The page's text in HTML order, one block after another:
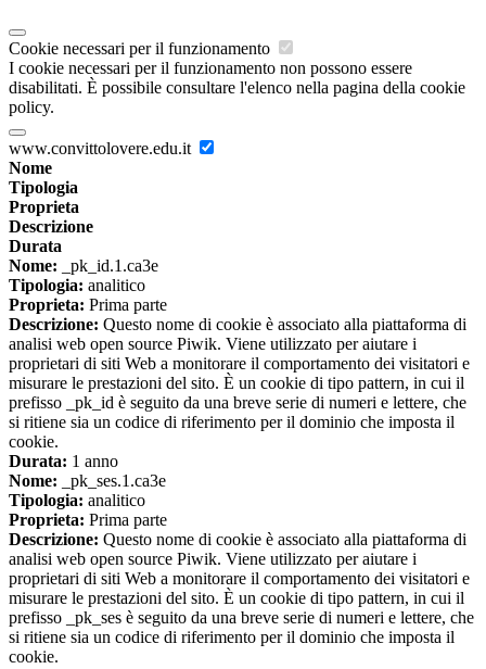
Cookie necessari per il funzionamento
I cookie necessari per il funzionamento non possono essere
disabilitati. È possibile consultare l'elenco nella pagina della cookie
policy.
www.convittolovere.edu.it
Nome
Tipologia
Proprieta
Descrizione
Durata
Nome: _pk_id.1.ca3e
Tipologia: analitico
Proprieta: Prima parte
Descrizione: Questo nome di cookie è associato alla piattaforma di
analisi web open source Piwik. Viene utilizzato per aiutare i
proprietari di siti Web a monitorare il comportamento dei visitatori e
misurare le prestazioni del sito. È un cookie di tipo pattern, in cui il
prefisso _pk_id è seguito da una breve serie di numeri e lettere, che
si ritiene sia un codice di riferimento per il dominio che imposta il
cookie.
Durata: 1 anno
Nome: _pk_ses.1.ca3e
Tipologia: analitico
Proprieta: Prima parte
Descrizione: Questo nome di cookie è associato alla piattaforma di
analisi web open source Piwik. Viene utilizzato per aiutare i
proprietari di siti Web a monitorare il comportamento dei visitatori e
misurare le prestazioni del sito. È un cookie di tipo pattern, in cui il
prefisso _pk_ses è seguito da una breve serie di numeri e lettere, che
si ritiene sia un codice di riferimento per il dominio che imposta il
cookie.